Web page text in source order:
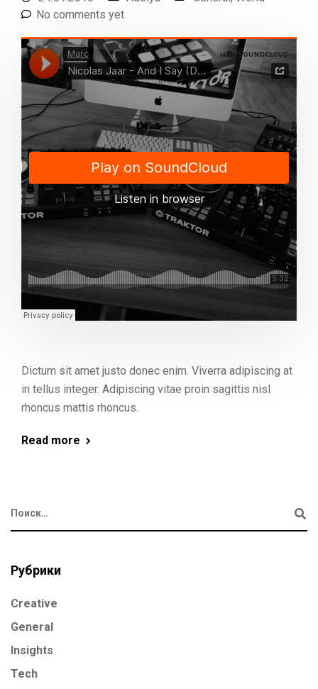
No comments yet
Dictum sit amet justo donec enim. Viverra adipiscing at
in tellus integer. Adipiscing vitae proin sagittis nisl
rhoncus mattis rhoncus.
Read more
Рубрики
Creative
General
Insights
Tech